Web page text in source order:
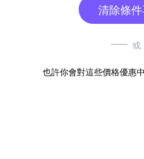
清除條
或
也許你會對這些價格優惠